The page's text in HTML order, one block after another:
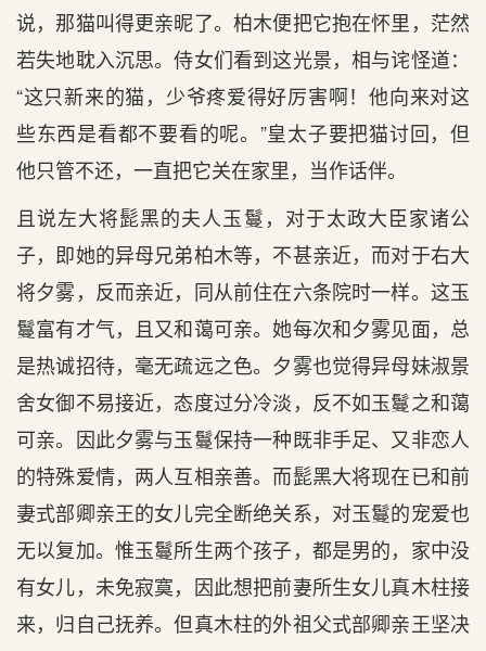
说，那猫叫得更亲昵了。柏木便把它抱在怀里，茫然
若失地耽入沉思。侍女们看到这光景，相与诧怪道：
“这只新来的猫，少爷疼爱得好厉害啊！他向来对这
些东西是看都不要看的呢。”皇太子要把猫讨回，但
他只管不还，一直把它关在家里，当作话伴。
且说左大将髭黑的夫人玉鬘，对于太政大臣家诸公
子，即她的异母兄弟柏木等，不甚亲近，而对于右大
将夕雾，反而亲近，同从前住在六条院时一样。这玉
鬘富有才气，且又和蔼可亲。她每次和夕雾见面，总
是热诚招待，毫无疏远之色。夕雾也觉得异母妹淑景
舍女御不易接近，态度过分冷淡，反不如玉鬘之和蔼
可亲。因此夕雾与玉鬘保持一种既非手足、又非恋人
的特殊爱情，两人互相亲善。而髭黑大将现在已和前
妻式部卿亲王的女儿完全断绝关系，对玉鬘的宠爱也
无以复加。惟玉鬘所生两个孩子，都是男的，家中没
有女儿，未免寂寞，因此想把前妻所生女儿真木柱接
来，归自己抚养。但真木柱的外祖父式部卿亲王坚决